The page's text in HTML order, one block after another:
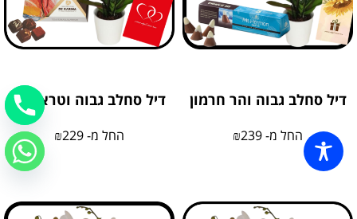
דיל סחלב גבוה והר חרמון
החל מ- ₪239
דיל סחלב גבוה וטראפלס
החל מ- ₪229